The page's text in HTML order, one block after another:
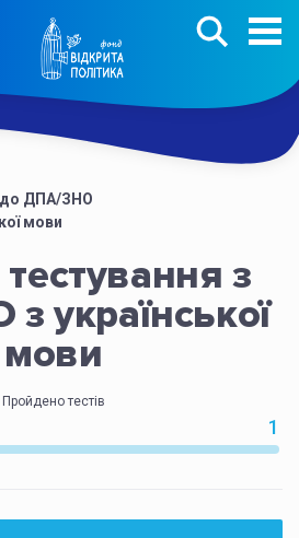
до ДПА/ЗНО
мови
з
української
мови
Пройдено тестів
1